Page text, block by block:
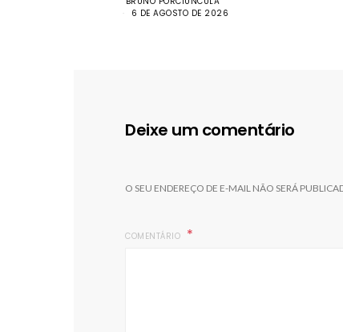
6 DE AGOSTO DE 2026
Deixe um comentário
O SEU ENDEREÇO DE E-MAIL NÃO SERÁ
COMENTÁRIO